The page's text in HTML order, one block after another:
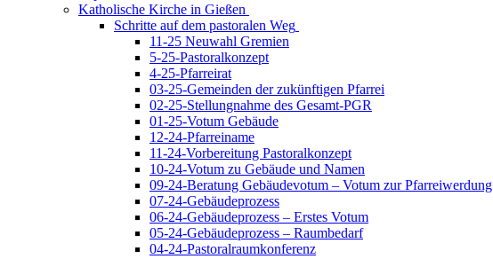
Katholische Kirche in Gießen
Schritte auf dem pastoralen Weg
11-25 Neuwahl Gremien
5-25-Pastoralkonzept
4-25-Pfarreirat
03-25-Gemeinden der zukünftigen Pfarrei
02-25-Stellungnahme des Gesamt-PGR
01-25-Votum Gebäude
12-24-Pfarreiname
11-24-Vorbereitung Pastoralkonzept
10-24-Votum zu Gebäude und Namen
09-24-Beratung Gebäudevotum – Votum zur Pfarreiwerdung
07-24-Gebäudeprozess
06-24-Gebäudeprozess – Erstes Votum
05-24-Gebäudeprozess – Raumbedarf
04-24-Pastoralraumkonferenz